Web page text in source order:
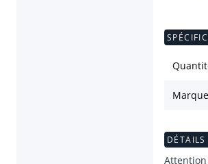
Marque
DÉTAILS
Attention